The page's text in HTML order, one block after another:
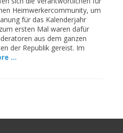
Heimwerkercommunity, um
für das Kalenderjahr
ersten Mal waren dafür
aus dem ganzen
der Republik gereist. Im
…